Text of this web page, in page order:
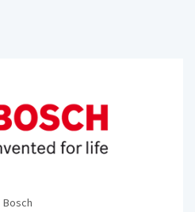
Bosch